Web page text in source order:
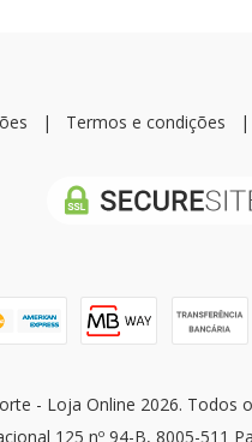
| Termos e condições |
- Loja Online 2026. Todos
125 nº 94-B, 8005-511